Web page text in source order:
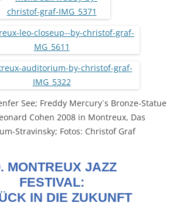
See; Freddy Mercury`s Bronze-Statue
Cohen 2008 in Montreux, Das
Stravinsky; Fotos: Christof Graf
MONTREUX JAZZ
FESTIVAL:
IN DIE ZUKUNFT